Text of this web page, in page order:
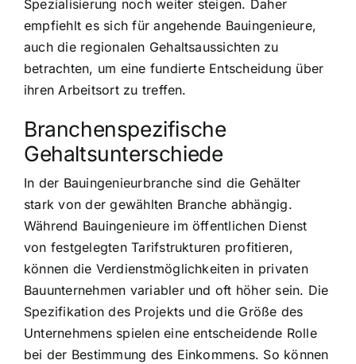
Spezialisierung noch weiter steigen. Daher
empfiehlt es sich für angehende Bauingenieure,
auch die regionalen Gehaltsaussichten zu
betrachten, um eine fundierte Entscheidung über
ihren Arbeitsort zu treffen.
Branchenspezifische
Gehaltsunterschiede
In der Bauingenieurbranche sind die Gehälter
stark von der gewählten Branche abhängig.
Während Bauingenieure im öffentlichen Dienst
von festgelegten Tarifstrukturen profitieren,
können die Verdienstmöglichkeiten in privaten
Bauunternehmen variabler und oft höher sein. Die
Spezifikation des Projekts und die Größe des
Unternehmens spielen eine entscheidende Rolle
bei der Bestimmung des Einkommens. So können